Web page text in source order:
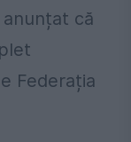
anunțat că
Federația